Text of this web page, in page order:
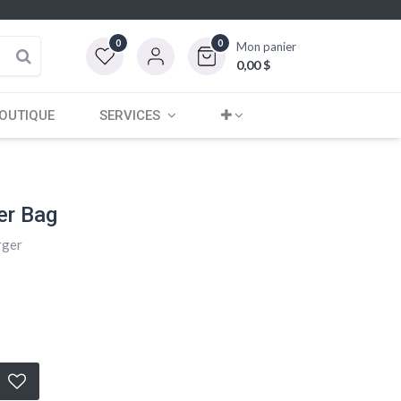
0 0 Mon panier
0,00$
SERVICES
Bag